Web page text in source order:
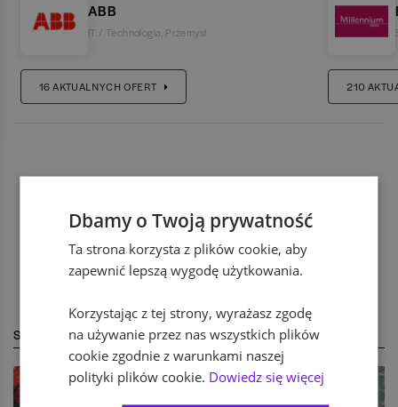
ABB
IT / Technologia Przemysł
16AKTUALNYCH OFERT 210
STREFA EKSPERTA
Dbamy o Twoją prywatność
Ta strona korzysta z plików cookie, aby
zapewnić lepszą wygodę użytkowania.
Korzystając z tej strony, wyrażasz zgodę
na używanie przez nas wszystkich plików
cookie zgodnie z warunkami naszej
polityki plików cookie. Dowiedz się więcej